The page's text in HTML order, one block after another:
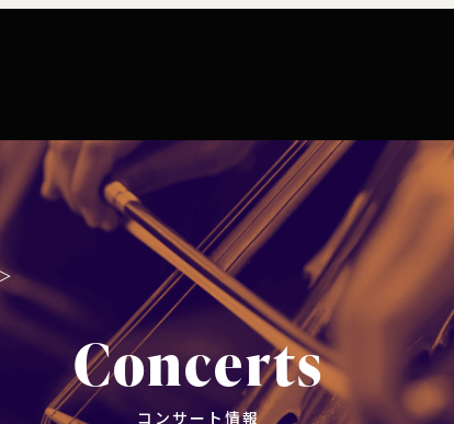
コンサート情報
特別演奏会など
こども定期演奏会
その他の公演
演奏会プログラム「Symphony」
チケット購入
コンサートマナーガイド
楽団について
は
/ 委嘱・初演作品リスト
楽団員
東響コーラス
財団概要
採用・オーディション
川崎市 - フランチャイズ
新潟市 - 準フランチャイズ
公演協賛のご案内
インカインド（物品寄付）
TOKYO SYMPHONY VISA カード
東響会員とは
Concerts
コンサート情報